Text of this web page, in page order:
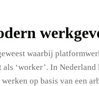
waarbij
‘worker’. In
op basis van een